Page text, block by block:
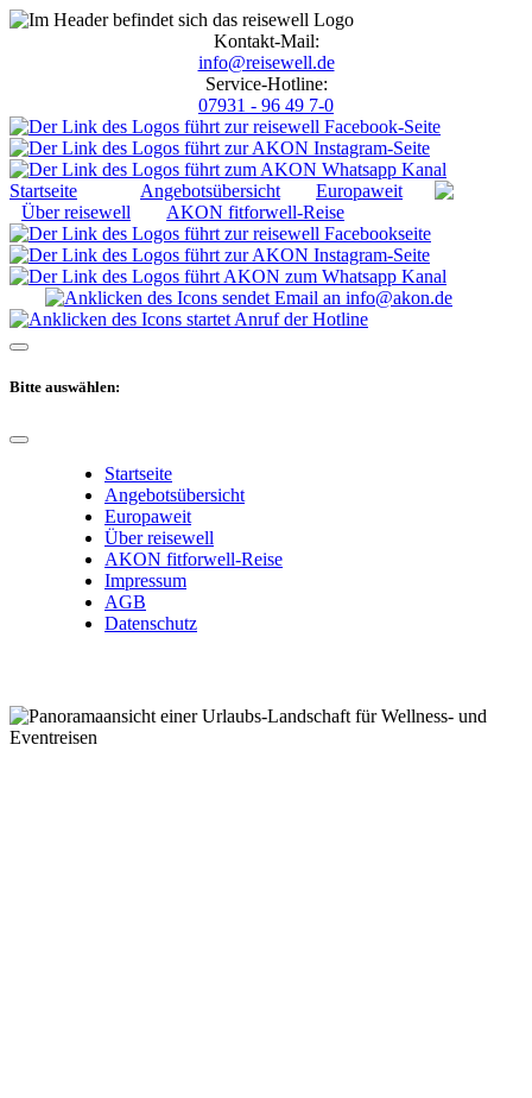
Kontakt-Mail:
info@reisewell.de
Service-Hotline:
07931 - 96 49 7-0
Startseite Angebotsübersicht
Europaweit
Über reisewell
AKON fitforwell-Reise
Bitte auswählen:
Startseite
Angebotsübersicht
Europaweit
Über reisewell
AKON fitforwell-Reise
Impressum
AGB
Datenschutz